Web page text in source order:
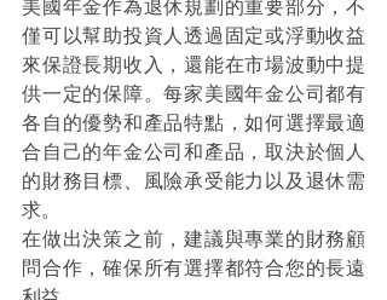
美國年金作為退休規劃的重要部分，不
僅可以幫助投資人透過固定或浮動收益
來保證長期收入，還能在市場波動中提
供一定的保障。每家美國年金公司都有
各自的優勢和產品特點，如何選擇最適
合自己的年金公司和產品，取決於個人
的財務目標、風險承受能力以及退休需
求。
在做出決策之前，建議與專業的財務顧
問合作，確保所有選擇都符合您的長遠